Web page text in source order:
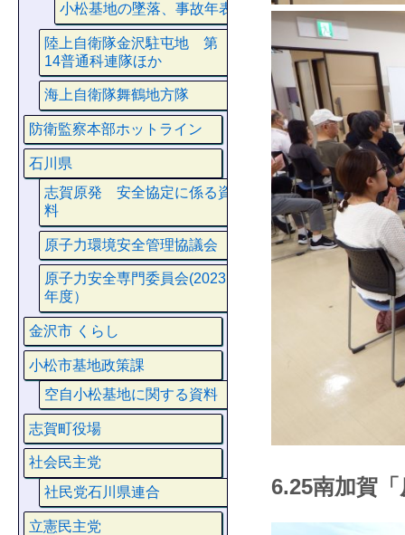
6.25南加賀
小松基地の墜落、事故年表
陸上自衛隊金沢駐屯地 第
14普通科連隊ほか
海上自衛隊舞鶴地方隊
防衛監察本部ホットライン
石川県
志賀原発 安全協定に係る資
料
原子力環境安全管理協議会
原子力安全専門委員会(2023
年度）
金沢市 くらし
小松市基地政策課
空自小松基地に関する資料
志賀町役場
社会民主党
社民党石川県連合
立憲民主党